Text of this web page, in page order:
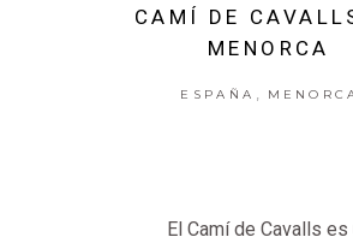
CAMÍ DE
MENORCA
ESPAÑA
El Camí de Cavalls es